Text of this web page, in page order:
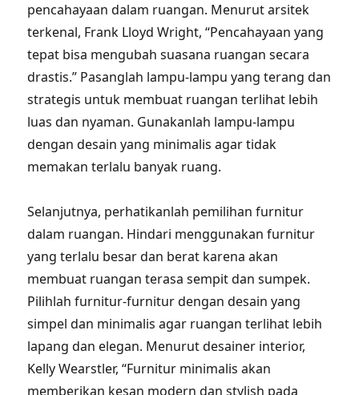
pencahayaan dalam ruangan. Menurut arsitek
terkenal, Frank Lloyd Wright, “Pencahayaan yang
tepat bisa mengubah suasana ruangan secara
drastis.” Pasanglah lampu-lampu yang terang dan
strategis untuk membuat ruangan terlihat lebih
luas dan nyaman. Gunakanlah lampu-lampu
dengan desain yang minimalis agar tidak
memakan terlalu banyak ruang.
Selanjutnya, perhatikanlah pemilihan furnitur
dalam ruangan. Hindari menggunakan furnitur
yang terlalu besar dan berat karena akan
membuat ruangan terasa sempit dan sumpek.
Pilihlah furnitur-furnitur dengan desain yang
simpel dan minimalis agar ruangan terlihat lebih
lapang dan elegan. Menurut desainer interior,
Kelly Wearstler, “Furnitur minimalis akan
memberikan kesan modern dan stylish pada